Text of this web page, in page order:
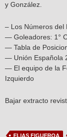
y González.
– Los Números del
— Goleadores: 1°
— Tabla de
— Unión Española
— El equipo de la
Izquierdo
Bajar extracto
ELIAS FIGUEROA